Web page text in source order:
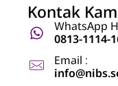
Kontak
WhatsApp
0813-1114-
Email :